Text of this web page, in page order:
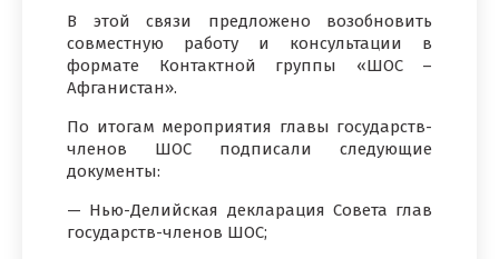
В этой связи предложено возобновить
совместную работу и консультации в
формате Контактной группы «ШОС –
Афганистан».
По итогам мероприятия главы государств-
членов ШОС подписали следующие
документы:
— Нью-Делийская декларация Совета глав
государств-членов ШОС;